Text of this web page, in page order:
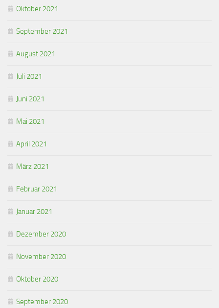
Oktober 2021
September 2021
August 2021
Juli 2021
Juni 2021
Mai 2021
April 2021
März 2021
Februar 2021
Januar 2021
Dezember 2020
November 2020
Oktober 2020
September 2020